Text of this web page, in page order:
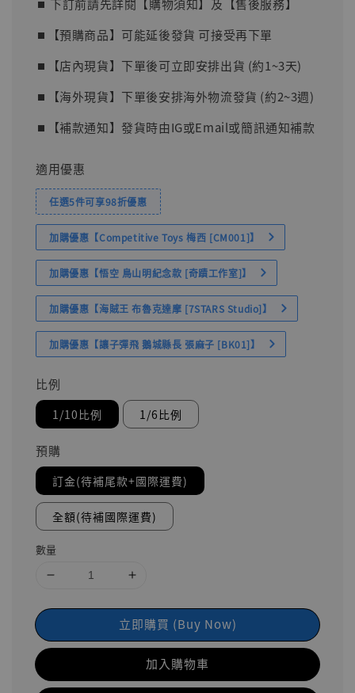
⏹︎ 下訂前請先詳閱【購物須知】及【售後服務】
⏹︎【預購商品】可能延後發貨 可接受再下單
⏹︎【店內現貨】下單後可立即安排出貨 (約1~3天)
⏹︎【海外現貨】下單後安排海外物流發貨 (約2~3週)
⏹︎【補款通知】發貨時由IG或Email或簡訊通知補款
適用優惠
任選5件可享98折優惠
加購優惠【Competitive Toys 梅西 [CM001]】
加購優惠【悟空 鳥山明紀念款 [奇蹟工作室]】
加購優惠【海賊王 布魯克達摩 [7STARS Studio]】
加購優惠【讓子彈飛 鵝城縣長 張麻子 [BK01]】
比例
1/10比例 1/6比例
預購
訂金(待補尾款+國際運費)
全額(待補國際運費)
數量
立即購買 (Buy Now)
加入購物車